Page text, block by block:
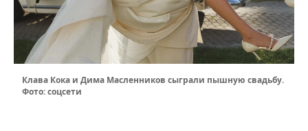
Клава Кока и Дима Масленников сыграли пышную свадьбу.
Фото: соцсети